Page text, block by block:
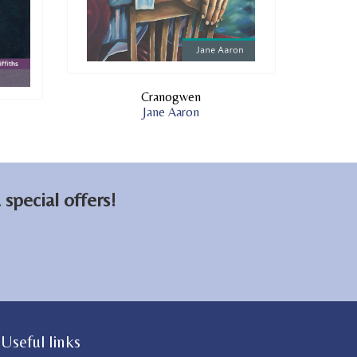
Cranogwen
Jane Aaron
offers!
Useful links